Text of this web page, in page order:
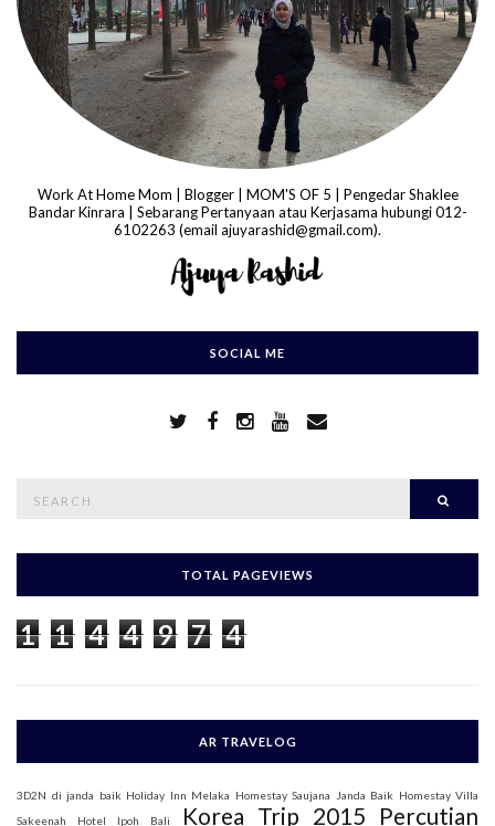
Work At Home Mom | Blogger | MOM'S OF 5 | Pengedar Shaklee
Bandar Kinrara | Sebarang Pertanyaan atau Kerjasama hubungi 012-
6102263 (email ajuyarashid@gmail.com).
SOCIAL ME
c
f
r
:
TOTAL PAGEVIEWS
1 1 4 4 9 7 4
AR TRAVELOG
3D2N di janda baik Holiday Inn Melaka Homestay Saujana Janda Baik Homestay Villa
Sakeenah
Hotel Ipoh Bali Korea Trip 2015 Percutian